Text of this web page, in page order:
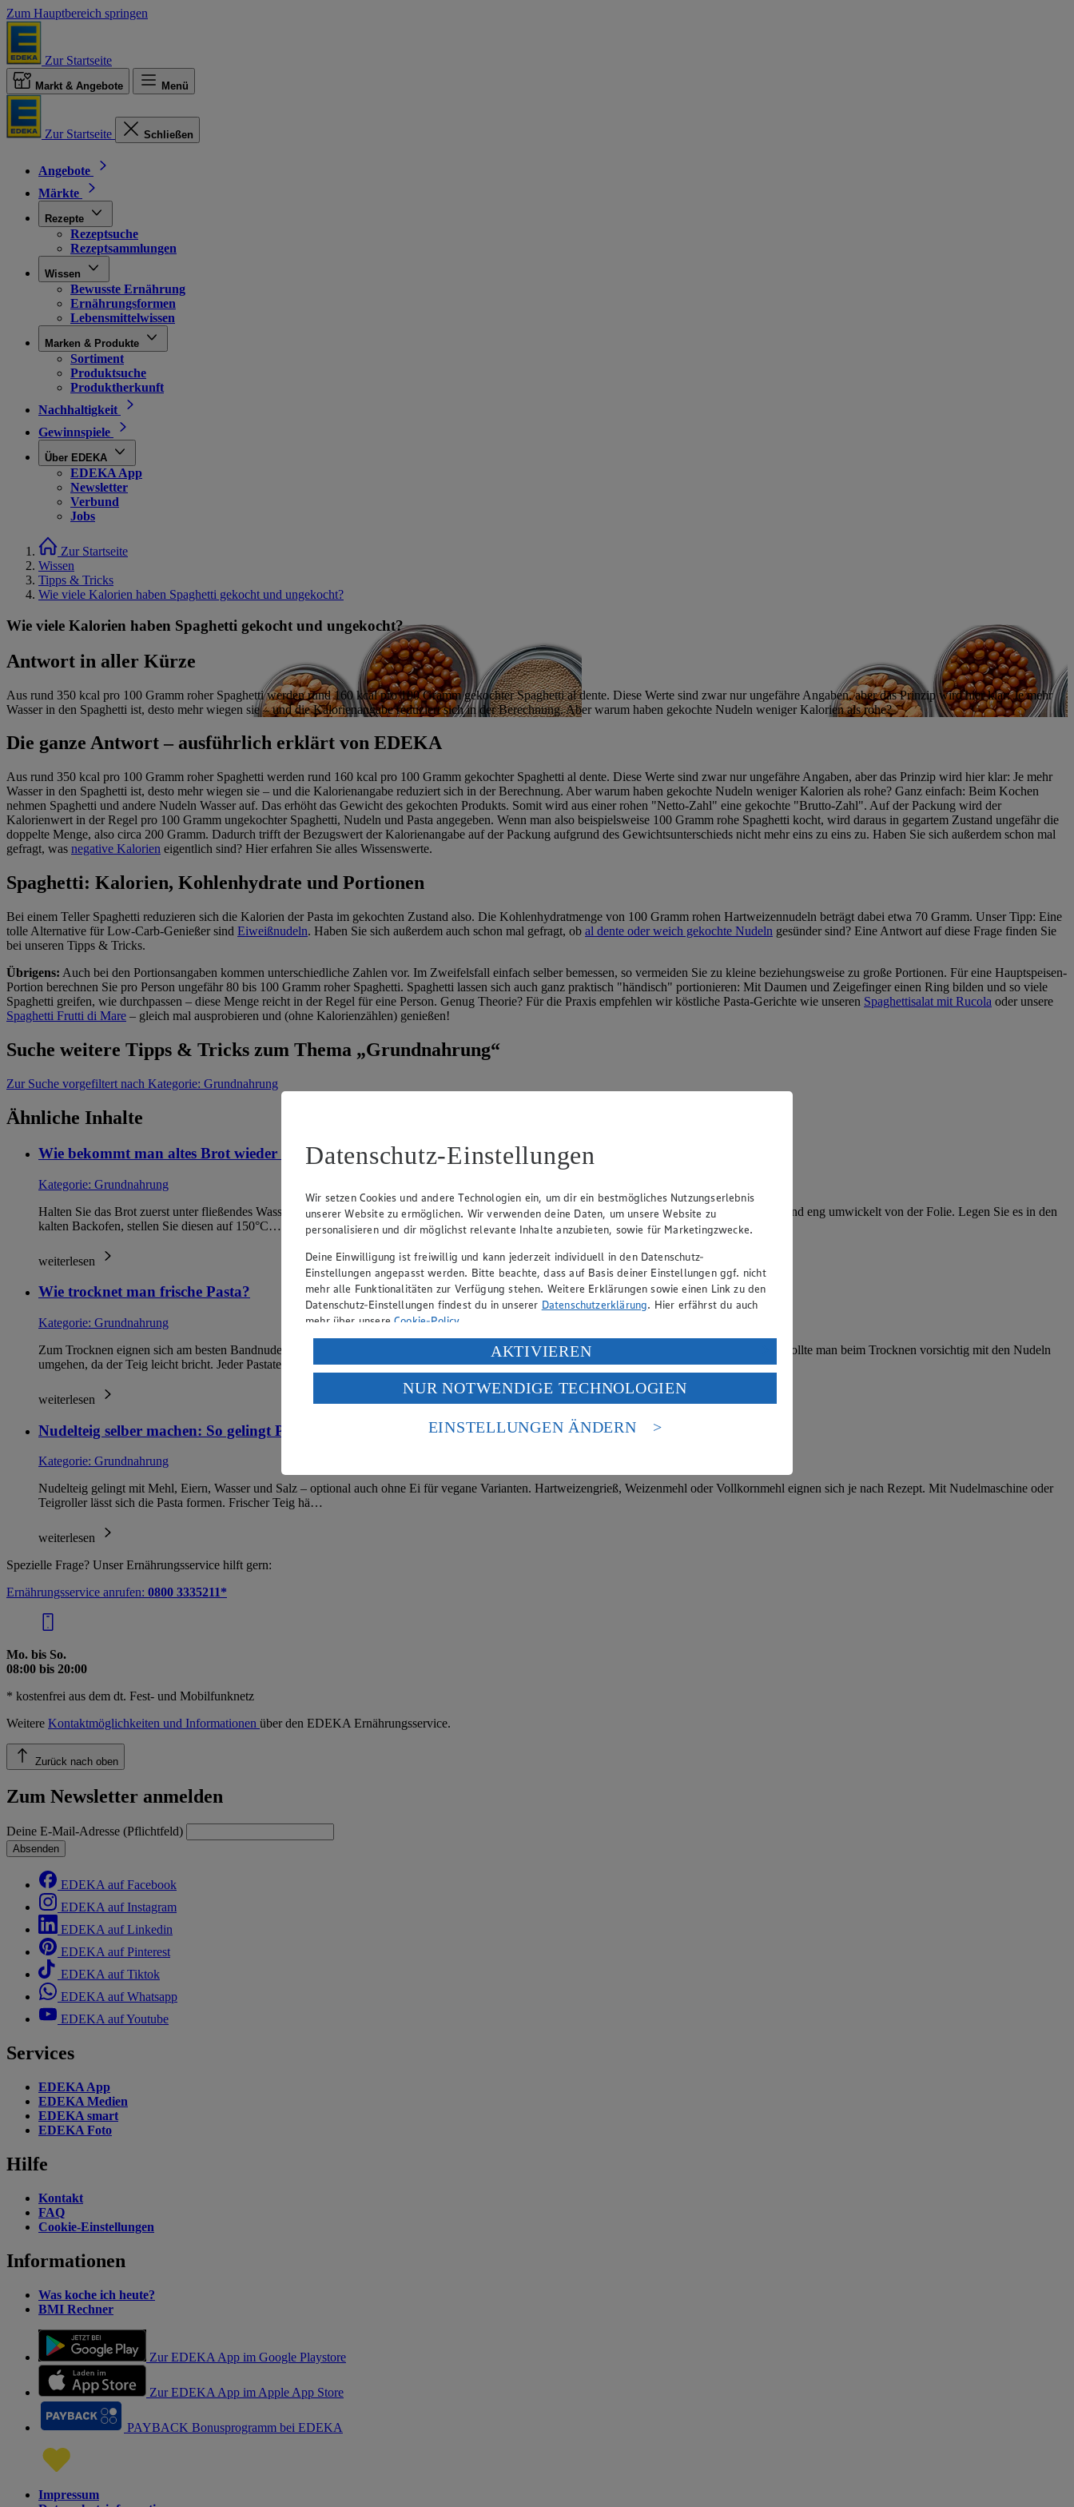
Zum Hauptbereich springen
Zur Startseite
Markt & Angebote Menü
Zur Startseite Schließen
Angebote
Märkte
Rezepte
Rezeptsuche
Rezeptsammlungen
Wissen
Bewusste Ernährung
Ernährungsformen
Lebensmittelwissen
Marken & Produkte
Sortiment
Produktsuche
Produktherkunft
Nachhaltigkeit
Gewinnspiele
Über EDEKA
EDEKA App
Newsletter
Verbund
Jobs
Zur Startseite
Wissen
Tipps & Tricks
Wie viele Kalorien haben Spaghetti gekocht und ungekocht?
Wie viele Kalorien haben Spaghetti gekocht und ungekocht?
Antwort in aller Kürze
Aus rund 350 kcal pro 100 Gramm roher Spaghetti werden rund 160 kcal pro 100 Gramm gekochter Spaghetti al dente. Diese Werte sind zwar nur ungefähre Angaben, aber das Prinzip wird hier klar: Je mehr
Wasser in den Spaghetti ist, desto mehr wiegen sie – und die Kalorienangabe reduziert sich in der Berechnung. Aber warum haben gekochte Nudeln weniger Kalorien als rohe?
Die ganze Antwort – ausführlich erklärt von EDEKA
Aus rund 350 kcal pro 100 Gramm roher Spaghetti werden rund 160 kcal pro 100 Gramm gekochter Spaghetti al dente. Diese Werte sind zwar nur ungefähre Angaben, aber das Prinzip wird hier klar: Je mehr
Wasser in den Spaghetti ist, desto mehr wiegen sie – und die Kalorienangabe reduziert sich in der Berechnung. Aber warum haben gekochte Nudeln weniger Kalorien als rohe? Ganz einfach: Beim Kochen
nehmen Spaghetti und andere Nudeln Wasser auf. Das erhöht das Gewicht des gekochten Produkts. Somit wird aus einer rohen "Netto-Zahl" eine gekochte "Brutto-Zahl". Auf der Packung wird der
Kalorienwert in der Regel pro 100 Gramm ungekochter Spaghetti, Nudeln und Pasta angegeben. Wenn man also beispielsweise 100 Gramm rohe Spaghetti kocht, wird daraus in gegartem Zustand ungefähr die
doppelte Menge, also circa 200 Gramm. Dadurch trifft der Bezugswert der Kalorienangabe auf der Packung aufgrund des Gewichtsunterschieds nicht mehr eins zu eins zu. Haben Sie sich außerdem schon mal
gefragt, was negative Kalorien eigentlich sind? Hier erfahren Sie alles Wissenswerte.
Spaghetti: Kalorien, Kohlenhydrate und Portionen
Bei einem Teller Spaghetti reduzieren sich die Kalorien der Pasta im gekochten Zustand also. Die Kohlenhydratmenge von 100 Gramm rohen Hartweizennudeln beträgt dabei etwa 70 Gramm. Unser Tipp: Eine
tolle Alternative für Low-Carb-Genießer sind Eiweißnudeln. Haben Sie sich außerdem auch schon mal gefragt, ob al dente oder weich gekochte Nudeln gesünder sind? Eine Antwort auf diese Frage finden Sie
bei unseren Tipps & Tricks.
Übrigens: Auch bei den Portionsangaben kommen unterschiedliche Zahlen vor. Im Zweifelsfall einfach selber bemessen, so vermeiden Sie zu kleine beziehungsweise zu große Portionen. Für eine Hauptspeisen-
Portion berechnen Sie pro Person ungefähr 80 bis 100 Gramm roher Spaghetti. Spaghetti lassen sich auch ganz praktisch "händisch" portionieren: Mit Daumen und Zeigefinger einen Ring bilden und so viele
Spaghetti greifen, wie durchpassen – diese Menge reicht in der Regel für eine Person. Genug Theorie? Für die Praxis empfehlen wir köstliche Pasta-Gerichte wie unseren Spaghettisalat mit Rucola oder unsere
Spaghetti Frutti di Mare – gleich mal ausprobieren und (ohne Kalorienzählen) genießen!
Suche weitere Tipps & Tricks zum Thema „Grundnahrung“
Zur Suche vorgefiltert nach Kategorie: Grundnahrung
Ähnliche Inhalte
Wie bekommt man altes Brot wieder frisch?
Kategorie: Grundnahrung
Halten Sie das Brot zuerst unter fließendes Wasser, sodass es richtig nass wird. Wickeln Sie es anschließend in Alufolie – es sollte wirklich nass sein und eng umwickelt von der Folie. Legen Sie es in den
kalten Backofen, stellen Sie diesen auf 150°C…
weiterlesen
Wie trocknet man frische Pasta?
Kategorie: Grundnahrung
Zum Trocknen eignen sich am besten Bandnudeln, also Tagliatelle, Tagliolini, Papardelle, genauso wie Suppennudeln und Spaghetti. Auf jeden Fall sollte man beim Trocknen vorsichtig mit den Nudeln
umgehen, da der Teig leicht bricht. Jeder Pastateig i…
weiterlesen
Nudelteig selber machen: So gelingt Pasta vom Feinsten
Kategorie: Grundnahrung
Nudelteig gelingt mit Mehl, Eiern, Wasser und Salz – optional auch ohne Ei für vegane Varianten. Hartweizengrieß, Weizenmehl oder Vollkornmehl eignen sich je nach Rezept. Mit Nudelmaschine oder
Teigroller lässt sich die Pasta formen. Frischer Teig hä…
weiterlesen
Spezielle Frage? Unser Ernährungsservice hilft gern:
Ernährungsservice anrufen: 0800 3335211*
Mo. bis So.
08:00 bis 20:00
* kostenfrei aus dem dt. Fest- und Mobilfunknetz
Weitere Kontaktmöglichkeiten und Informationen über den EDEKA Ernährungsservice.
Zurück nach oben
Zum Newsletter anmelden
Deine E-Mail-Adresse (Pflichtfeld)
Absenden
EDEKA auf Facebook
EDEKA auf Instagram
EDEKA auf Linkedin
EDEKA auf Pinterest
EDEKA auf Tiktok
EDEKA auf Whatsapp
EDEKA auf Youtube
Services
EDEKA App
EDEKA Medien
EDEKA smart
EDEKA Foto
Hilfe
Kontakt
FAQ
Cookie-Einstellungen
Informationen
Was koche ich heute?
BMI Rechner
Zur EDEKA App im Google Playstore
Zur EDEKA App im Apple App Store
PAYBACK Bonusprogramm bei EDEKA
Impressum
Datenschutz-Einstellungen
Wir setzen Cookies und andere Technologien ein, um dir ein bestmögliches Nutzungserlebnis
unserer Website zu ermöglichen. Wir verwenden deine Daten, um unsere Website zu
personalisieren und dir möglichst relevante Inhalte anzubieten, sowie für Marketingzwecke.
Deine Einwilligung ist freiwillig und kann jederzeit individuell in den Datenschutz-
Einstellungen angepasst werden. Bitte beachte, dass auf Basis deiner Einstellungen ggf. nicht
mehr alle Funktionalitäten zur Verfügung stehen. Weitere Erklärungen sowie einen Link zu den
Datenschutz-Einstellungen findest du in unserer Datenschutzerklärung. Hier erfährst du auch
mehr über unsereCookie-Policy.
Verarbeitung deiner personenbezogenen Daten in den USA durch Facebook und YouTube:
Wenn du auf „Aktivieren“ klickst, willigst du im Sinne des Art. 49 Abs. 1 Satz 1 lit. a) DSGVO
ein, dass deine Daten in den USA verarbeitet werden. Der EuGH sieht die USA als Land mit
einem nach europäischen Standards nicht angemessenen Datenschutzniveau an. Es besteht das
Risiko eines Zugriffs durch US-amerikanische Behörden.
AKTIVIEREN
NUR NOTWENDIGE TECHNOLOGIEN
EINSTELLUNGEN ÄNDERN